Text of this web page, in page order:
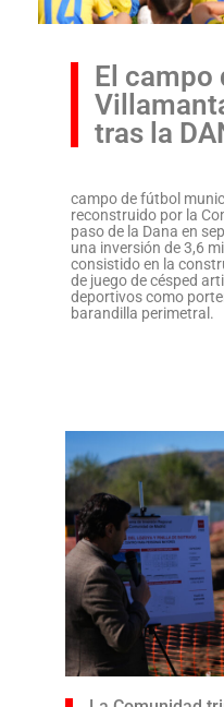
El campo
tras la
campo de fútbol
reconstruido por la
paso de la Dana en
una inversión de 3,6
consistido en la
de juego de césped
deportivos como
barandilla perimetral.